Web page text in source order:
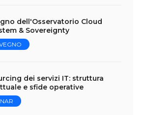
dell'Osservatorio Cloud
& Sovereignty
dei servizi IT: struttura
e sfide operative